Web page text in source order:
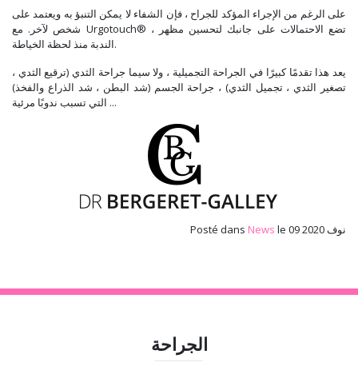
على الرغم من الإجراء المؤكد للجراح ، فإن الشفاء لا يمكن التنبؤ به ويعتمد على
شخص لآخر. مع Urgotouch® ، تضع الاحتمالات على جانبك لتحسين مظهر
الندبة منذ لحظة الخياطة.
يعد هذا تقدمًا كبيرًا في الجراحة التجميلية ، ولا سيما جراحة الثدي (ترقيع الثدي ،
تصغير الثدي ، تجميل الثدي) ، جراحة الجسم (شد البطن ، شد الذراع والفخذ)
التي تسبب ندوبًا مرئية ...
Posté dans News le 09 نوف 2020
الجراحة